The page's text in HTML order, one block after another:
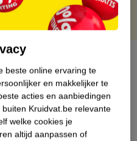
beste online ervaring te
en makkelijker te
acties en aanbiedingen
Kruidvat.be relevante
welke cookies je
altijd aanpassen of